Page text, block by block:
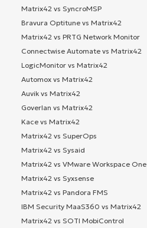
Matrix42 vs SyncroMSP
Bravura Optitune vs Matrix42
Matrix42 vs PRTG Network Monitor
Connectwise Automate vs Matrix42
LogicMonitor vs Matrix42
Automox vs Matrix42
Auvik vs Matrix42
Goverlan vs Matrix42
Kace vs Matrix42
Matrix42 vs SuperOps
Matrix42 vs Sysaid
Matrix42 vs VMware Workspace One
Matrix42 vs Syxsense
Matrix42 vs Pandora FMS
IBM Security MaaS360 vs Matrix42
Matrix42 vs SOTI MobiControl